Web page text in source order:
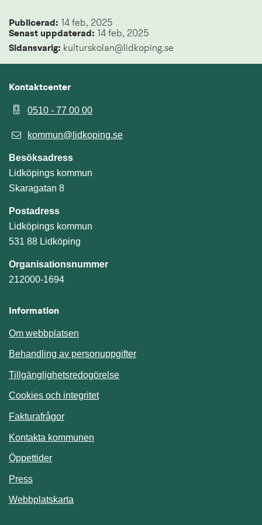
Publicerad:
14 feb, 2025
Senast uppdaterad:
14 feb, 2025
Sidansvarig: kulturskolan@lidkoping.se
Kontaktcenter
0510 - 77 00 00
kommun@lidkoping.se
Besöksadress
Lidköpings kommun
Skaragatan 8
Postadress
Lidköpings kommun
531 88 Lidköping
Organisationsnummer
212000-1694
Information
Om webbplatsen
Behandling av personuppgifter
Tillgänglighetsredogörelse
Cookies och integritet
Fakturafrågor
Kontakta kommunen
Öppettider
Press
Webbplatskarta